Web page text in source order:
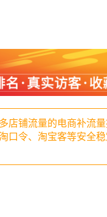
店铺流量的电商补流
口令、淘宝客等安全